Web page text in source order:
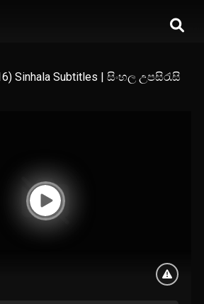
Sinhala Subtitles | සිංහල උපසිරැසි